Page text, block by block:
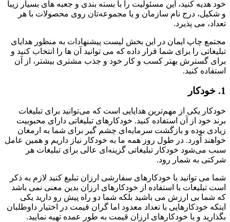
خود هدیه کنید، این مسئولیت را با بسته بندی و جعبه های بسیار زیبا
و شکیل، درج نام سازمان و یا مجموعه‌تان روی محصولات با هر
تعداد، می پذیرد.
مجتمع چاپ ایمان در این بخش لیست پیشنهادات به منظور هدایای
تبلیغاتی را برای شما قرار داده که می توانید آن ها را انتخاب کنید و
برای گسترش بهتر کسب و کار خود و جذب مشتری بیشتر، از آن
استفاده کنید.
1. خودکار
خودکار یکی از مهم‌ترین هدایایی است که می‌توانید برای تبلیغات
برند خود از آن استفاده کنید. خودکارهای تبلیغاتی دارای محبوبیت
زیادی بوده و بازگشت سرمایه‌ای چشم گیر برای شما به ارمغان
خواهند آورد. در طول روز همه ما به خودکار نیاز داریم و همین عامل
سبب می‌شود خودکار تبلیغاتی گزینه‌ای عالی برای تبلیغات هر
شرکتی به شمار رود.
شما می توانید با خودکارهای سفارشی ارزان تبلیغ کنید لازم به ذکر
است تبلیغات با استفاده از خودکارهای ارزان بدین معنی نمی باشد
که شما بی ارزش می باشید بلکه شما دو راه پیش رو دارید یکی
اینکه خودکارهایی با تعداد معدود اما گران قیمت در اختیار داوطلبان
بگذارید و یا خودکارهای ارزان قیمت به طور عمده تهیه نمایید.